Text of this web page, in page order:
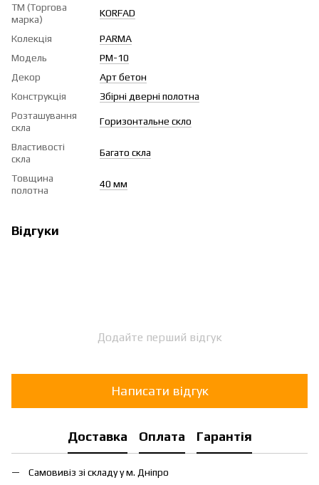
ТМ (Торгова
марка)
KORFAD
Колекція
PARMA
Модель
PМ-10
Декор
Арт бетон
Конструкція
Збірні дверні полотна
Розташування
скла
Горизонтальне скло
Властивості
скла
Багато скла
Товщина
полотна
40 мм
Відгуки
Додайте перший відгук
Написати відгук
Доставка Оплата Гарантія
Самовивіз зі складу у м. Дніпро